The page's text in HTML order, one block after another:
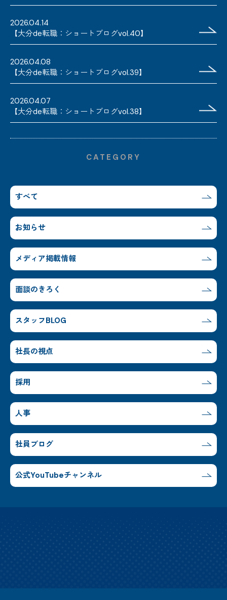
2026.04.14
【大分de転職：ショートブログvol.40】
2026.04.08
【大分de転職：ショートブログvol.39】
2026.04.07
【大分de転職：ショートブログvol.38】
CATEGORY
すべて
お知らせ
メディア掲載情報
面談のきろく
スタッフBLOG
社長の視点
採用
人事
社員ブログ
公式YouTubeチャンネル